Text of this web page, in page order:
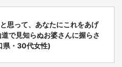
と思って、あなたにこれをあげ
で見知らぬお婆さんに握らさ
県・30代女性)